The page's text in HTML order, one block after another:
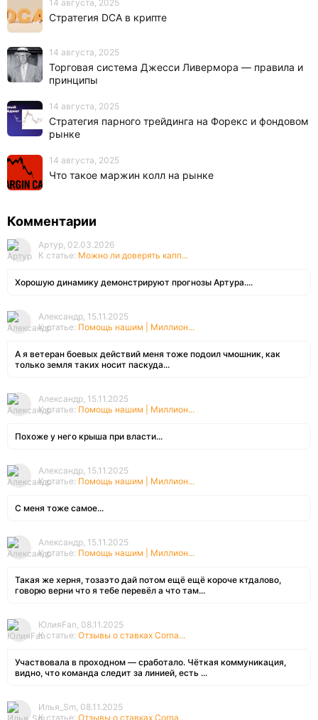
14 августа, 2025
Стратегия DCA в крипте
14 августа, 2025
Торговая система Джесси Ливермора — правила и
принципы
14 августа, 2025
Стратегия парного трейдинга на Форекс и фондовом
рынке
14 августа, 2025
Что такое маржин колл на рынке
Комментарии
Артур, 02.03.2026
К статье: Можно ли доверять капп...
Хорошую динамику демонстрируют прогнозы Артура....
Александр, 15.11.2025
К статье: Помощь нашим | Миллион...
А я ветеран боевых действий меня тоже подоил чмошник, как
только земля таких носит паскуда...
Александр, 15.11.2025
К статье: Помощь нашим | Миллион...
Похоже у него крыша при власти...
Александр, 15.11.2025
К статье: Помощь нашим | Миллион...
С меня тоже самое...
Александр, 15.11.2025
К статье: Помощь нашим | Миллион...
Такая же херня, тозаэто дай потом ещё ещё короче ктдалово,
говорю верни что я тебе перевёл а что там...
ЮлияFan, 08.11.2025
К статье: Отзывы о ставках Corna...
Участвовала в проходном — сработало. Чёткая коммуникация,
видно, что команда следит за линией, есть ...
Илья_Sm, 08.11.2025
К статье: Отзывы о ставках Corna...